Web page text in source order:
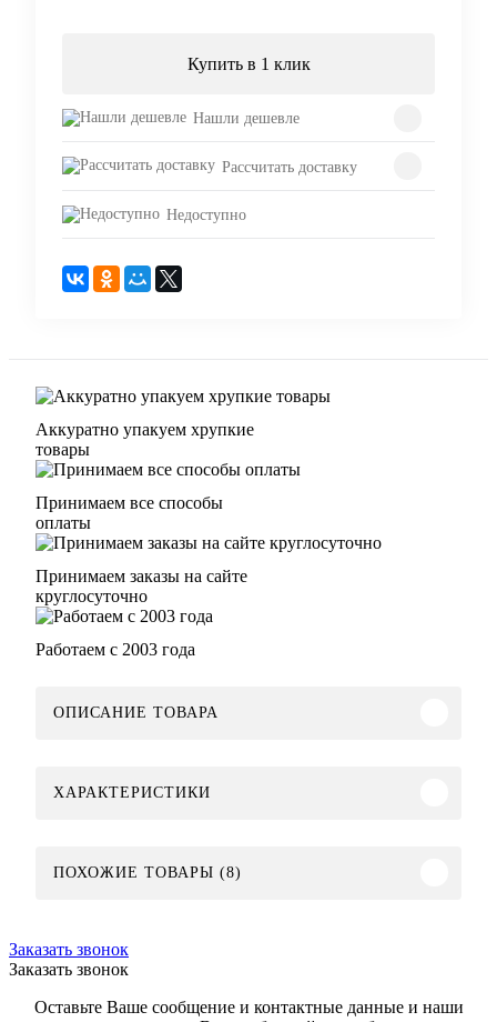
Купить в 1 клик
Нашли дешевле
Рассчитать доставку
Недоступно
Аккуратно упакуем хрупкие
товары
Принимаем все способы
оплаты
Принимаем заказы на сайте
круглосуточно
Работаем с 2003 года
ОПИСАНИЕ ТОВАРА
ХАРАКТЕРИСТИКИ
ПОХОЖИЕ ТОВАРЫ (8)
Заказать звонок
Заказать звонок
Оставьте Ваше сообщение и контактные данные и наши